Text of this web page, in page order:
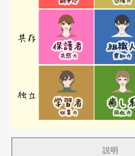
説明